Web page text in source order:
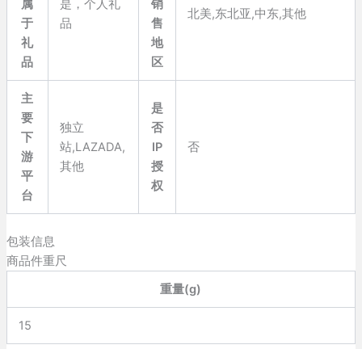
属
于
礼
品
是，个人礼
品
销
售
地
区
北美,东北亚,中东,其他
主
要
下
游
平
台
独立
站,LAZADA,
其他
是
否
IP
授
权
否
包装信息
商品件重尺
重量(g)
15